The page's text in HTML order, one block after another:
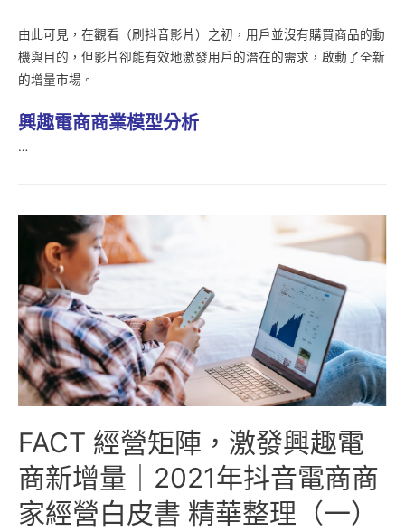
由此可見，在觀看（刷抖音影片）之初，用戶並沒有購買商品的動
機與目的，但影片卻能有效地激發用戶的潛在的需求，啟動了全新
的增量市場。
興趣電商商業模型分析
…
FACT 經營矩陣，激發興趣電
商新增量｜2021年抖音電商商
家經營白皮書 精華整理（一）